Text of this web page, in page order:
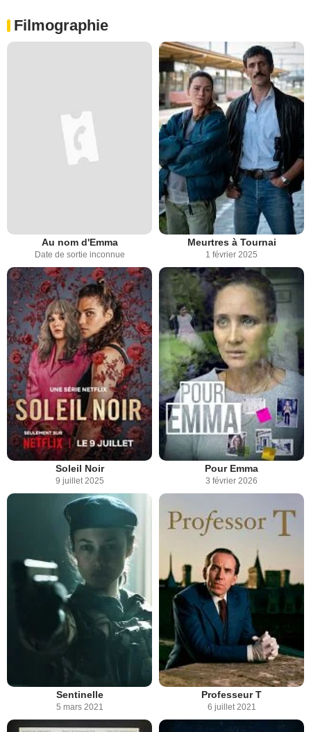
Filmographie
Au nom d'Emma
Date de sortie inconnue
Meurtres à Tournai
1 février 2025
Soleil Noir
9 juillet 2025
Pour Emma
3 février 2026
Sentinelle
5 mars 2021
Professeur T
6 juillet 2021